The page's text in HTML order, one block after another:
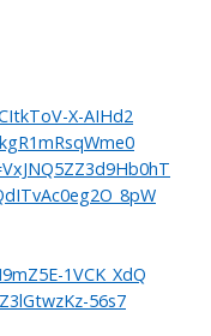
X-AIHd2
1VCK_XdQ
56s7